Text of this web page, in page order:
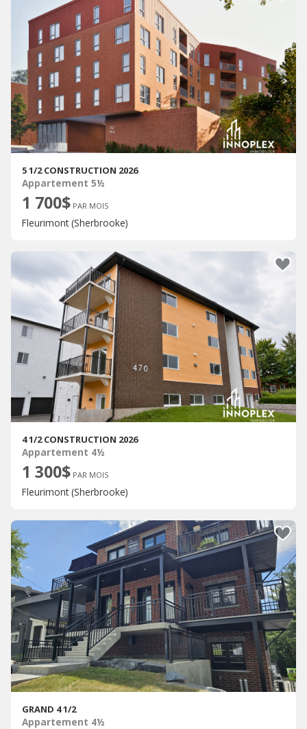
5 1/2 CONSTRUCTION 2026
Appartement 5½
1 700$ PAR MOIS
Fleurimont (Sherbrooke)
4 1/2 CONSTRUCTION 2026
Appartement 4½
1 300$ PAR MOIS
Fleurimont (Sherbrooke)
GRAND 4 1/2
Appartement 4½